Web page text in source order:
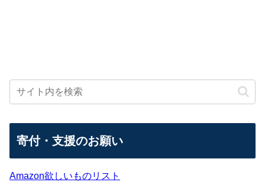
寄付・支援のお願い
Amazon欲しいものリスト